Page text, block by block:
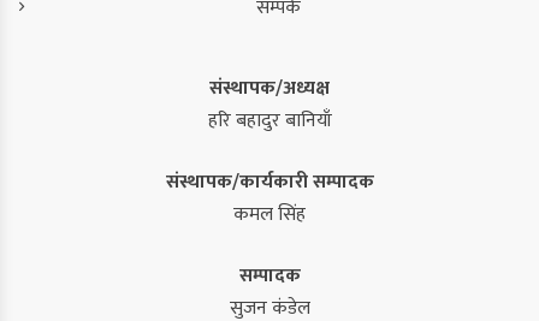
सम्पर्क
संस्थापक/अध्यक्ष
हरि बहादुर बानियाँ
संस्थापक/कार्यकारी सम्पादक
कमल सिंह
सम्पादक
सुजन कंडेल